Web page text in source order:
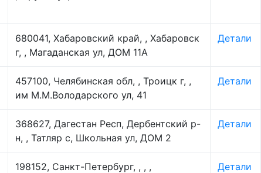
680041, Хабаровский край, , Хабаровск
г, , Магаданская ул, ДОМ 11А
Детали
457100, Челябинская обл, , Троицк г, ,
им М.М.Володарского ул, 41
Детали
368627, Дагестан Респ, Дербентский р-
н, , Татляр с, Школьная ул, ДОМ 2
Детали
198152, Санкт-Петербург, , , ,
Детали